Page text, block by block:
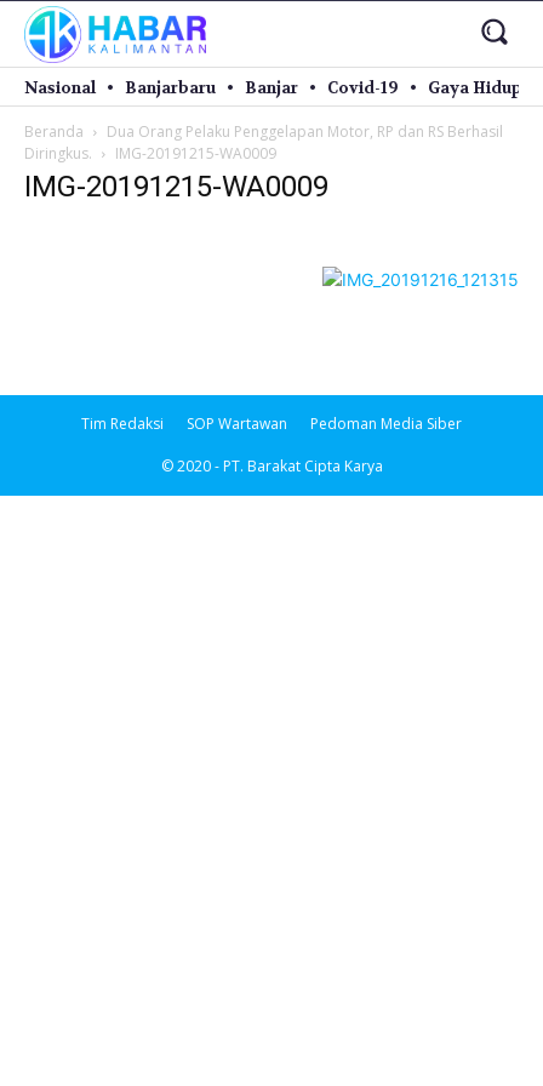
Nasional Banjarbaru Banjar Covid-19 Gaya Hidup
Beranda
Dua Orang Pelaku Penggelapan Motor, RP dan RS Berhasil
Diringkus.
IMG-20191215-WA0009
IMG-20191215-WA0009
Tim Redaksi SOP Wartawan Pedoman Media Siber
© 2020 - PT. Barakat Cipta Karya